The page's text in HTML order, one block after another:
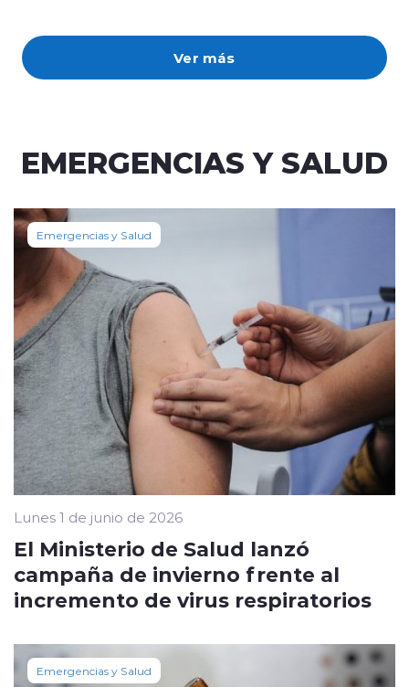
Ver más
EMERGENCIAS Y SALUD
Emergencias y Salud
Lunes 1 de junio de 2026
El Ministerio de Salud lanzó
campaña de invierno frente al
incremento de virus respiratorios
Emergencias y Salud